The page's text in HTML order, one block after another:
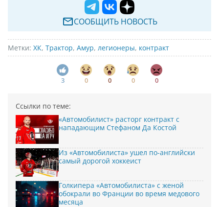
СООБЩИТЬ НОВОСТЬ
Метки: ХК, Трактор, Амур, легионеры, контракт
3 0 0 0 0
Ссылки по теме:
«Автомобилист» расторг контракт с
нападающим Стефаном Да Костой
Из «Автомобилиста» ушел по-английски
самый дорогой хоккеист
Голкипера «Автомобилиста» с женой
обокрали во Франции во время медового
месяца